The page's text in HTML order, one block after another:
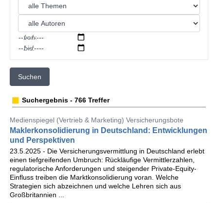
von:
bis:
Suchen
Suchergebnis - 766 Treffer
Medienspiegel (Vertrieb & Marketing) Versicherungsbote
Maklerkonsolidierung in Deutschland: Entwicklungen
und Perspektiven
23.5.2025 - Die Versicherungsvermittlung in Deutschland erlebt
einen tiefgreifenden Umbruch: Rückläufige Vermittlerzahlen,
regulatorische Anforderungen und steigender Private-Equity-
Einfluss treiben die Marktkonsolidierung voran. Welche
Strategien sich abzeichnen und welche Lehren sich aus
Großbritannien ...